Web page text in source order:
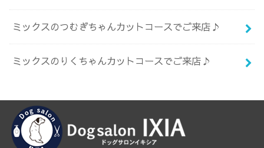
ミックスのつむぎちゃんカットコースでご来店♪
ミックスのりくちゃんカットコースでご来店♪